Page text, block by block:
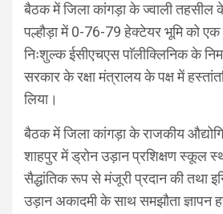
बैठक में जिला कांगड़ा के ज्वाली तहसील
पल्हौड़ा में 0-76-79 हेक्टेयर भूमि को
निःशुल्क ईसीएचएस पाॅलीक्लिनिक के
सरकार के रक्षा मंत्रालय के पक्ष में
लिया।
बैठक में जिला कांगड़ा के राजकीय
शाहपुर में ड्रोन उड़ान प्रशिक्षण स्कूल
सैद्धांतिक रूप से मंजूरी प्रदान की तथा
उड़ान अकादमी के साथ समझौता ज्ञापन